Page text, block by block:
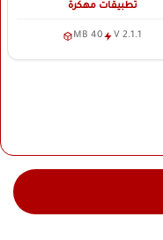
تطبيقات مهكرة
V 2.1.1
40 MB